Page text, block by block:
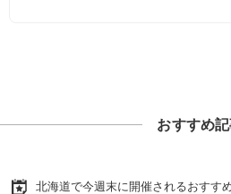
おすすめ
北海道で今週末に開催されるおすす